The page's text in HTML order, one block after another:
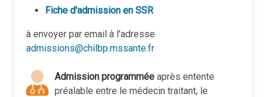
Fiche d'admission en SSR
à envoyer par email à l'adresse
admissions@chilbp.mssante.fr
Admission programmée après entente
préalable entre le médecin traitant, le